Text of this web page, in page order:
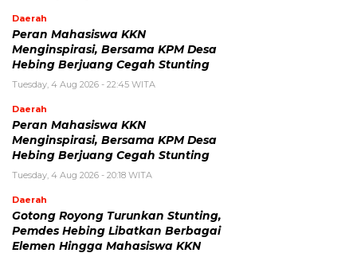
Daerah
Peran Mahasiswa KKN
Menginspirasi, Bersama KPM Desa
Hebing Berjuang Cegah Stunting
Tuesday, 4 Aug 2026 - 22:45 WITA
Daerah
Peran Mahasiswa KKN
Menginspirasi, Bersama KPM Desa
Hebing Berjuang Cegah Stunting
Tuesday, 4 Aug 2026 - 20:18 WITA
Daerah
Gotong Royong Turunkan Stunting,
Pemdes Hebing Libatkan Berbagai
Elemen Hingga Mahasiswa KKN